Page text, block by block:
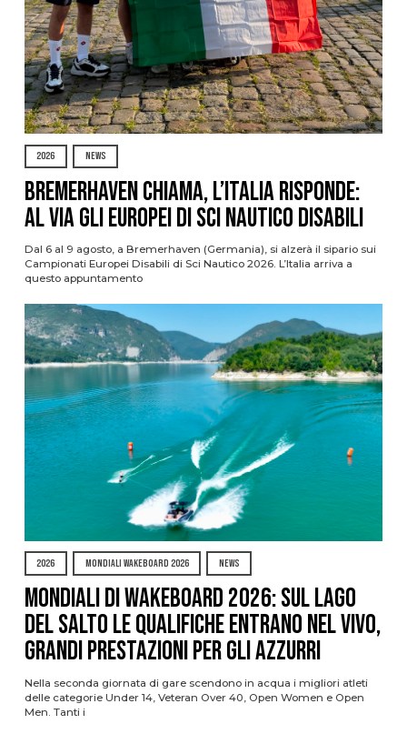
2026 NEWS
Bremerhaven chiama, l’Italia risponde:
al via gli Europei di Sci Nautico Disabili
Dal 6 al 9 agosto, a Bremerhaven (Germania), si alzerà il sipario sui
Campionati Europei Disabili di Sci Nautico 2026. L’Italia arriva a
questo appuntamento
2026 MONDIALI WAKEBOARD 2026 NEWS
Mondiali di Wakeboard 2026: sul Lago
del Salto le qualifiche entrano nel vivo,
grandi prestazioni per gli azzurri
Nella seconda giornata di gare scendono in acqua i migliori atleti
delle categorie Under 14, Veteran Over 40, Open Women e Open
Men. Tanti i